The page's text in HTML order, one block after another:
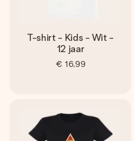
T-shirt - Kids - Wit -
12 jaar
€ 16,99